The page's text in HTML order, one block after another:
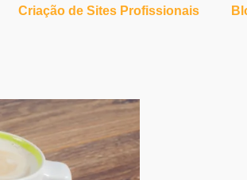
Criação de Sites Profissionais